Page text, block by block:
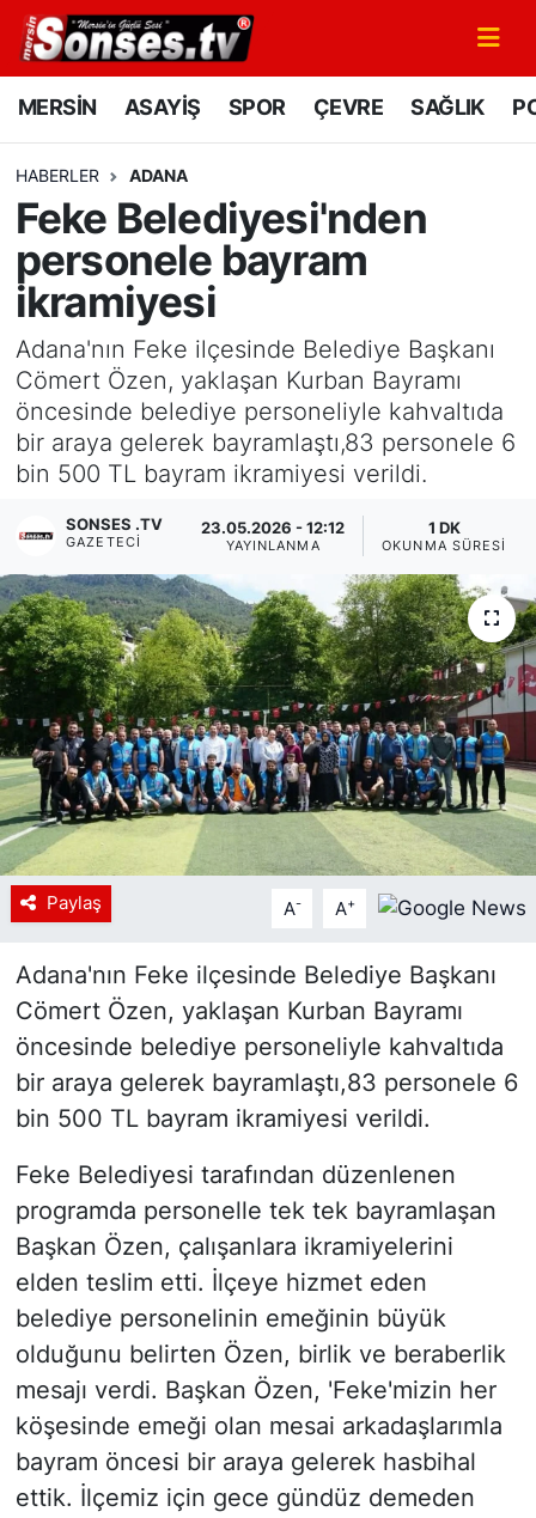
MERSİN ASAYİŞ SPOR ÇEVRE SAĞLIK
HABERLER ADANA
Feke Belediyesi'nden
personele bayram
ikramiyesi
Adana'nın Feke ilçesinde Belediye Başkanı
Cömert Özen, yaklaşan Kurban Bayramı
öncesinde belediye personeliyle kahvaltıda
bir araya gelerek bayramlaştı,83 personele 6
bin 500 TL bayram ikramiyesi verildi.
SONSES .TV
GAZETECI
23.05.2026 - 12:12
YAYINLANMA
1 DK
OKUNMA SÜRESI
Paylaş A- A+
Adana'nın Feke ilçesinde Belediye Başkanı
Cömert Özen, yaklaşan Kurban Bayramı
öncesinde belediye personeliyle kahvaltıda
bir araya gelerek bayramlaştı,83 personele 6
bin 500 TL bayram ikramiyesi verildi.
Feke Belediyesi tarafından düzenlenen
programda personelle tek tek bayramlaşan
Başkan Özen, çalışanlara ikramiyelerini
elden teslim etti. İlçeye hizmet eden
belediye personelinin emeğinin büyük
olduğunu belirten Özen, birlik ve beraberlik
mesajı verdi. Başkan Özen, 'Feke'mizin her
köşesinde emeği olan mesai arkadaşlarımla
bayram öncesi bir araya gelerek hasbihal
ettik. İlçemiz için gece gündüz demeden
MERSİN
SPOR
GÜNÜN MANŞETİ
DÜNYA
KÜLTÜR - SANAT
MAGAZİN
SAĞLIK
Siyaset
YEREL HABER
Haberde insan
Tanıtım
Mersin Nöbetçi Eczaneler
Mersin Namaz Vakitleri
Mersin Trafik Yoğunluk Haritası
Süper Lig Puan Durumu ve Fikstür
Tüm Manşetler
Son Dakika Haberleri
Haber Arşivi